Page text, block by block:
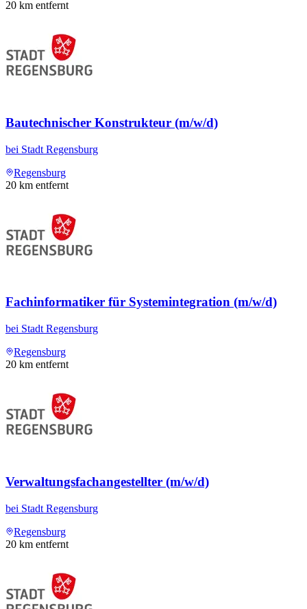
20 km entfernt
Bautechnischer Konstrukteur (m/w/d)
bei Stadt Regensburg
Regensburg
20 km entfernt
Fachinformatiker für Systemintegration (m/w/d)
bei Stadt Regensburg
Regensburg
20 km entfernt
Verwaltungsfachangestellter (m/w/d)
bei Stadt Regensburg
Regensburg
20 km entfernt